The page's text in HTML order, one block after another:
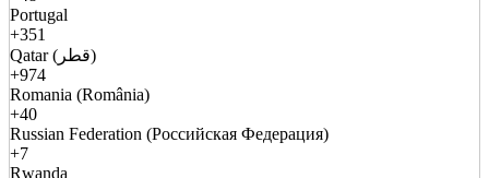
Portugal
+351
Qatar (قطر)
+974
Romania (România)
+40
Russian Federation (Российская Федерация)
+7
Rwanda